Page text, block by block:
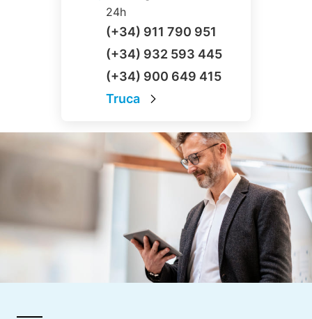
24h
(+34) 911 790 951
(+34) 932 593 445
(+34) 900 649 415
Truca